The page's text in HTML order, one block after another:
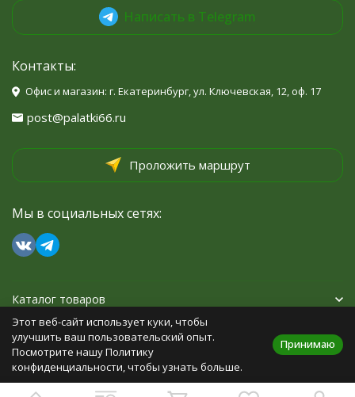
Написать в Telegram
Контакты:
Офис и магазин: г. Екатеринбург, ул. Ключевская, 12, оф. 17
post@palatki66.ru
Проложить маршрут
Мы в социальных сетях:
Каталог товаров
Помощь
Политика персональных данных
Этот веб-сайт использует куки, чтобы
улучшить ваш пользовательский опыт.
Посмотрите нашу Политику
конфиденциальности, чтобы узнать больше.
Принимаю